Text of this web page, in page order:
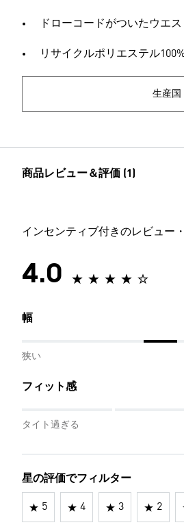
ドローコードがついたウエ
リサイクルポリエステル
生産国
商品レビュー＆評価 (1)
インセンティブ付きのレビュー
4.0
幅
狭い
フィット感
タイト過ぎる
星の評価でフィルター
5 4 3 2